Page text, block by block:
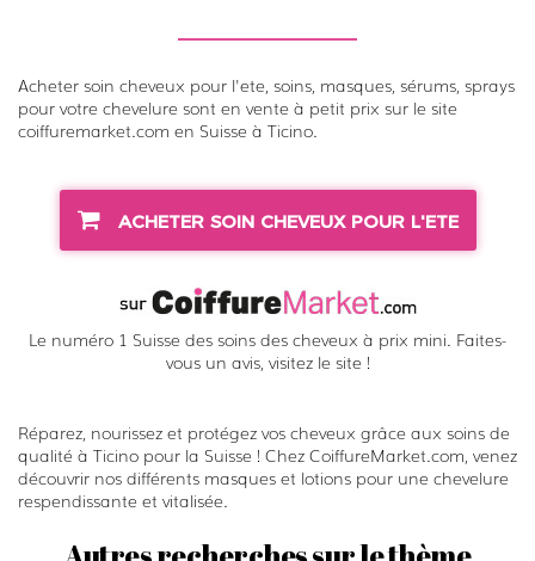
Acheter soin cheveux pour l'ete, soins, masques, sérums, sprays
pour votre chevelure sont en vente à petit prix sur le site
coiffuremarket.com en Suisse à Ticino.
ACHETER SOIN CHEVEUX POUR L'ETE
Le numéro 1 Suisse des soins des cheveux à prix mini. Faites-
vous un avis, visitez le site !
Réparez, nourissez et protégez vos cheveux grâce aux soins de
qualité à Ticino pour la Suisse ! Chez CoiffureMarket.com, venez
découvrir nos différents masques et lotions pour une chevelure
respendissante et vitalisée.